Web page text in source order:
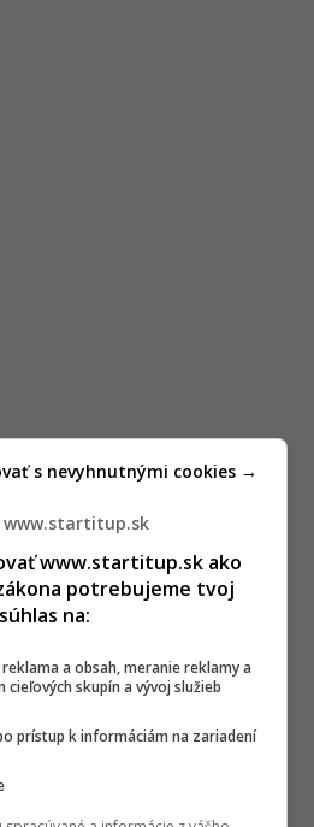
www.startitup.sk ako
potrebujeme tvoj
súhlas na:
a obsah, meranie reklamy a
cieľových skupín a vývoj služieb
prístup k informáciám na zariadení
s nevyhnutnými cookies →